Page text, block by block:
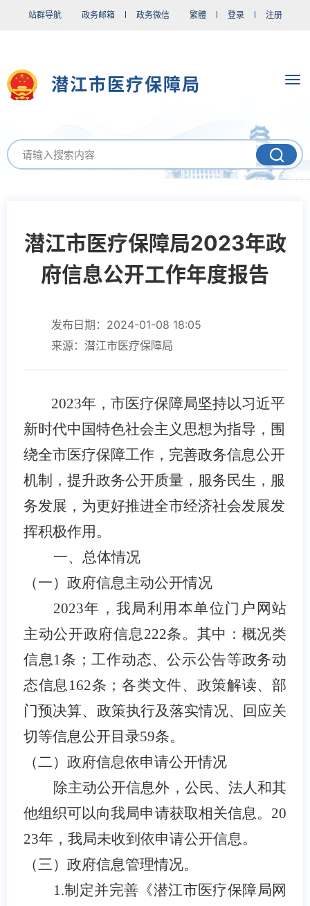
站群导航 政务邮箱 政务微信 繁體 登录 注册
潜江市医疗保障局
潜江市医疗保障局2023年政
府信息公开工作年度报告
发布日期：2024-01-08 18:05
来源：潜江市医疗保障局
2023年，市医疗保障局坚持以习近平
新时代中国特色社会主义思想为指导，围
绕全市医疗保障工作，完善政务信息公开
机制，提升政务公开质量，服务民生，服
务发展，为更好推进全市经济社会发展发
挥积极作用。
一、总体情况
（一）政府信息主动公开情况
2023年，我局利用本单位门户网站
主动公开政府信息222条。其中： 概况类
信息1条； 工作动态、公示公告等政务动
态信息162条；各类文件、 政策解读、部
门预决算、 政策执行及落实情况、
回应关
切等信息公开目录59条。
（二）政府信息依申请公开情况
除主动公开信息外，公民、法人和其
他组织可以向我局申请获取相关信息。 20
23年，我局未收到依申请公开信息。
（三）政府信息管理情况。
1.制定并完善《潜江市医疗保障局网